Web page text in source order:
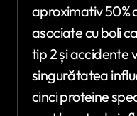
aproximativ 50%
asociate cu boli
tip 2 și accidente
singurătatea
cinci proteine